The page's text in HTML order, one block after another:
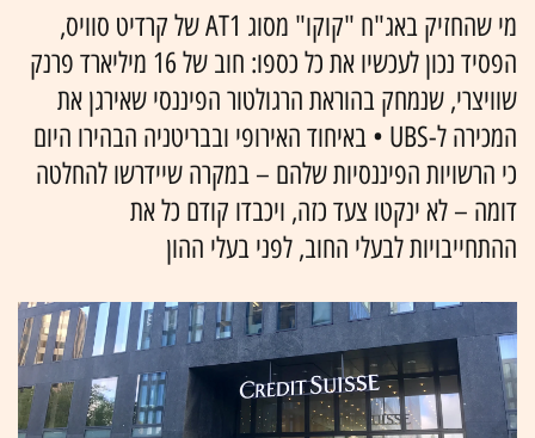
מי שהחזיק באג"ח "קוקו" מסוג AT1 של קרדיט סוויס,
הפסיד נכון לעכשיו את כל כספו: חוב של 16 מיליארד פרנק
שוויצרי, שנמחק בהוראת הרגולטור הפיננסי שאירגן את
המכירה ל-UBS • באיחוד האירופי ובבריטניה הבהירו היום
כי הרשויות הפיננסיות שלהם – במקרה שיידרשו להחלטה
דומה – לא ינקטו צעד כזה, ויכבדו קודם כל את
ההתחייבויות לבעלי החוב, לפני בעלי ההון